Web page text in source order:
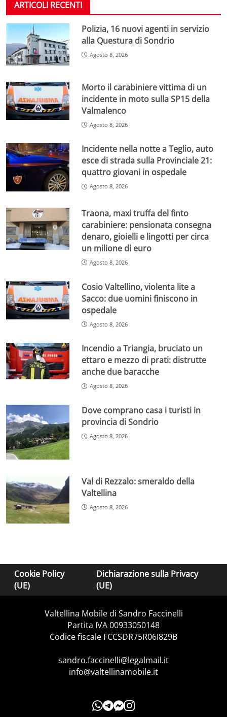
ARTICOLI RECENTI
Polizia, 16 nuovi agenti in servizio
alla Questura di Sondrio
Agosto 8, 2026
Morto il carabiniere vittima di un
incidente in moto sulla SP15 della
Valmalenco
Agosto 8, 2026
Incidente nella notte a Teglio, auto
esce di strada sulla Provinciale 21:
quattro giovani in ospedale
Agosto 8, 2026
Traona, maxi truffa del finto
carabiniere: pensionata consegna
denaro, gioielli e lingotti per circa
un milione di euro
Agosto 8, 2026
Cosio Valtellino, violenta lite a
Sacco: due uomini finiscono in
ospedale
Agosto 8, 2026
Incendio a Triangia, bruciato un
ettaro e mezzo di prati: distrutte
anche due baracche
Agosto 8, 2026
Dove comprano casa i turisti in
provincia di Sondrio
Agosto 8, 2026
Val di Rezzalo: smeraldo della
Valtellina
Agosto 8, 2026
Cookie Policy
(UE)
Dichiarazione sulla Privacy
(UE)
Valtellina Mobile di Sandro Faccinelli
Partita IVA 00933050148
Codice fiscale FCCSDR75R06I829B
sandro.faccinelli@legalmail.it
info@valtellinamobile.it